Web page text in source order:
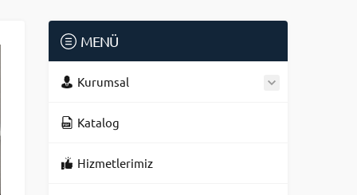
MENÜ
Kurumsal
Katalog
Hizmetlerimiz